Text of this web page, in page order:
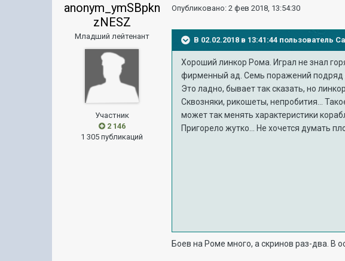
anonym_ymSBpkn
zNESZ
Младший лейтенант
Участник
2 146
1 305 публикаций
Опубликовано:2 фев 2018, 13:54:30
В 02.02.2018 в 13:41:44 пользователь
Хороший линкор Рома. Играл не знал
фирменный ад. Семь поражений подряд
Это ладно, бывает так сказать, но
Сквозняки, рикошеты, непробития...
может так менять характеристики
Пригорело жутко... Не хочется думать
Боев на Роме много, а скринов раз-два. В